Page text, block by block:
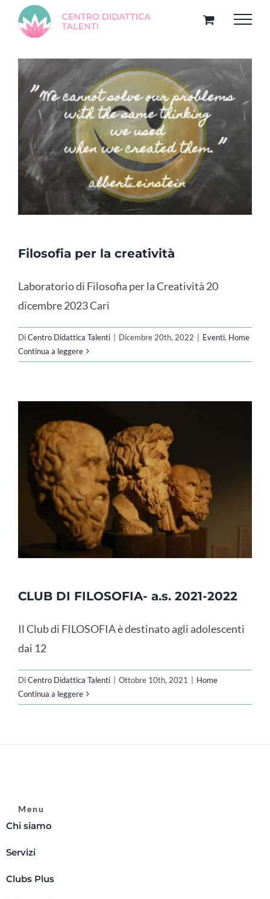
Salta
Filosofia per la creatività
Laboratorio di Filosofia per la Creatività 20
dicembre 2023 Cari
DiCentro Didattica Talenti Dicembre 20th, 2022 Eventi, Home
Continua a leggere
CLUB DI FILOSOFIA- a.s. 2021-2022
Il Club di FILOSOFIA è destinato agli adolescenti
dai 12
DiCentro Didattica Talenti Ottobre 10th, 2021
Home
Continua a leggere
Menu
Chi siamo
Servizi
Clubs Plus